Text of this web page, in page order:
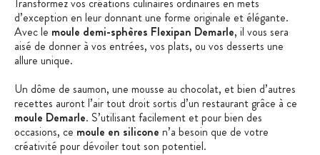
d’exception en leur donnant une forme originale et élégante.
Avec le moule demi-sphères Flexipan Demarle, il vous sera
aisé de donner à vos entrées, vos plats, ou vos desserts une
allure unique.
Un dôme de saumon, une mousse au chocolat, et bien d’autres
recettes auront l’air tout droit sortis d’un restaurant grâce à ce
moule Demarle. S’utilisant facilement et pour bien des
occasions, ce moule en silicone n’a besoin que de votre
créativité pour dévoiler tout son potentiel.